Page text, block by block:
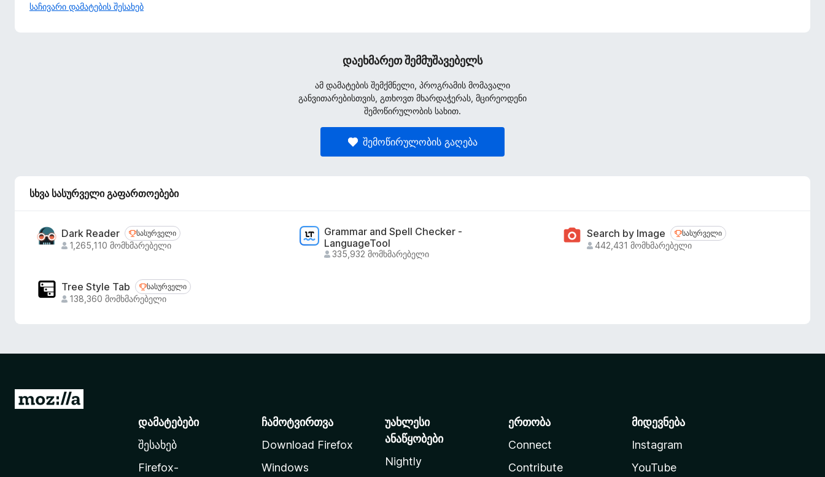
საჩივარი დამატების შესახებ
დაეხმარეთ შემმუშავებელს
ამ დამატების შემქმნელი, პროგრამის მომავალი
განვითარებისთვის, გთხოვთ მხარდაჭერას, მცირეოდენი
შემოწირულობის სახით.
შემოწირულობის გაღება
სხვა სასურველი გაფართოებები
Dark Reader სასურველი
სასურველი
1,265,110 მომხმარებელი
Grammar and Spell Checker -
LanguageTool
335,932 მომხმარებელი
Search by Image სასურველი
სასურველი
442,431 მომხმარებელი
Tree Style Tab სასურველი
სასურველი
138,360 მომხმარებელი
M
დამატებები
შესახებ
Firefox-
ჩამოტვირთვა
Download Firefox
Windows
უახლესი
ანაწყობები
Nightly
ერთობა
Connect
Contribute
მიდევნება
Instagram
YouTube